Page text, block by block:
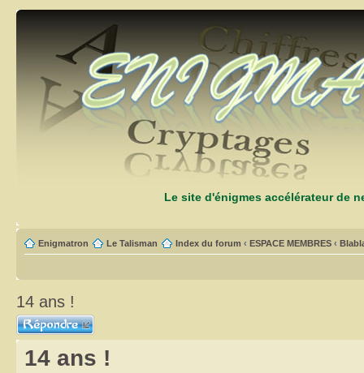
Le site d'énigmes accélérateur de
Enigmatron Le Talisman Index du forum ‹ ESPACE MEMBRES ‹
14 ans !
Répondre
14 ans !